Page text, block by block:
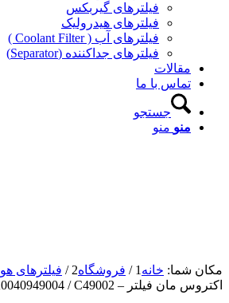
فیلترهای گیربکس
فیلترهای هیدرولیک
فیلترهای آب ( Coolant Filter )
فیلترهای جداکننده (Separator)
مقالات
تماس با ما
جستجو
منو منو
مکان شما: خانه 1
/ فروشگاه2
/ فیلترهای هوا
اکتروس مان فیلتر – Mann Filter A0040949004 / C49002...